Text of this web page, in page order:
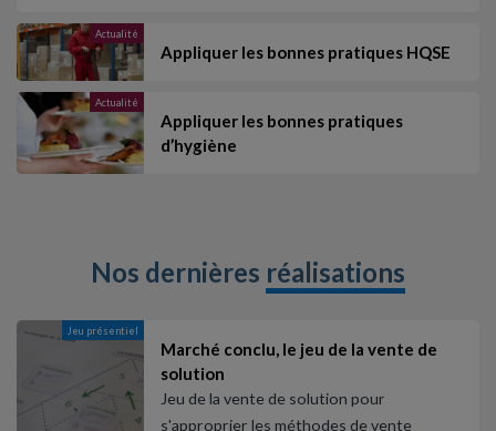
Actualité
Appliquer les bonnes pratiques HQSE
Actualité
Appliquer les bonnes pratiques
d’hygiène
Nos dernières réalisations
Jeu présentiel
Marché conclu, le jeu de la vente de
solution
Jeu de la vente de solution pour
s'approprier les méthodes de vente